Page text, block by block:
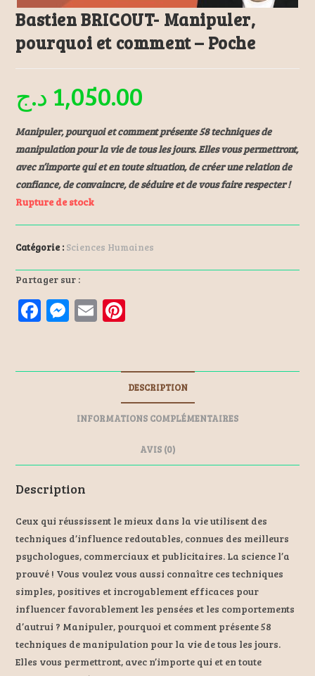
Bastien BRICOUT- Manipuler,
pourquoi et comment – Poche
1,050.00 د.ج
Manipuler, pourquoi et comment présente 58 techniques de
manipulation pour la vie de tous les jours. Elles vous permettront,
avec n’importe qui et en toute situation, de créer une relation de
confiance, de convaincre, de séduire et de vous faire respecter !
Rupture de stock
Catégorie : Sciences Humaines
Partager sur :
F
b
M
n
r
E
l es
tDESCRIPTION
INFORMATIONS COMPLÉMENTAIRES
AVIS (0)
Description
Ceux qui réussissent le mieux dans la vie utilisent des
techniques d’influence redoutables, connues des meilleurs
psychologues, commerciaux et publicitaires. La science l’a
prouvé ! Vous voulez vous aussi connaître ces techniques
simples, positives et incroyablement efficaces pour
influencer favorablement les pensées et les comportements
d’autrui ? Manipuler, pourquoi et comment présente 58
techniques de manipulation pour la vie de tous les jours.
Elles vous permettront, avec n’importe qui et en toute